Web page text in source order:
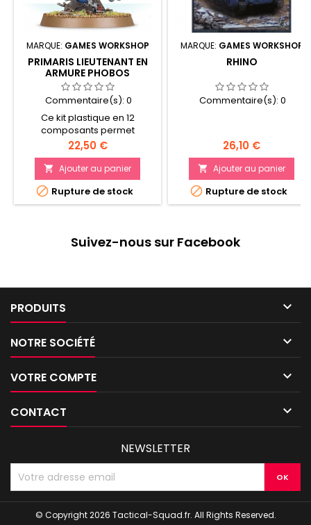
MARQUE: GAMES WORKSHOP
PRIMARIS LIEUTENANT EN
ARMURE PHOBOS
Commentaire(s): 0
Ce kit plastique en 12
composants permet
d'assembler 1 Primaris
Lieutenant en armure
Phobos, fourni avec un socle
rond Citadel de 40mm.
Prix
22,50 €
 Ajouter au panier
 Rupture de stock
MARQUE: GAMES WORKSHOP
RHINO
Commentaire(s): 0
Prix
26,10 €
 Ajouter au panier
 Rupture de stock
Suivez-nous sur Facebook
PRODUITS 
NOTRE SOCIÉTÉ 
VOTRE COMPTE 
CONTACT 
NEWSLETTER
© Copyright 2026 Tactical-Squad.fr. All Rights Reserved.